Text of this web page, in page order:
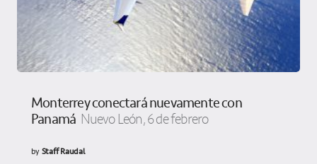
Monterrey conectará nuevamente con
Panamá Nuevo León, 6 de febrero
byStaff Raudal